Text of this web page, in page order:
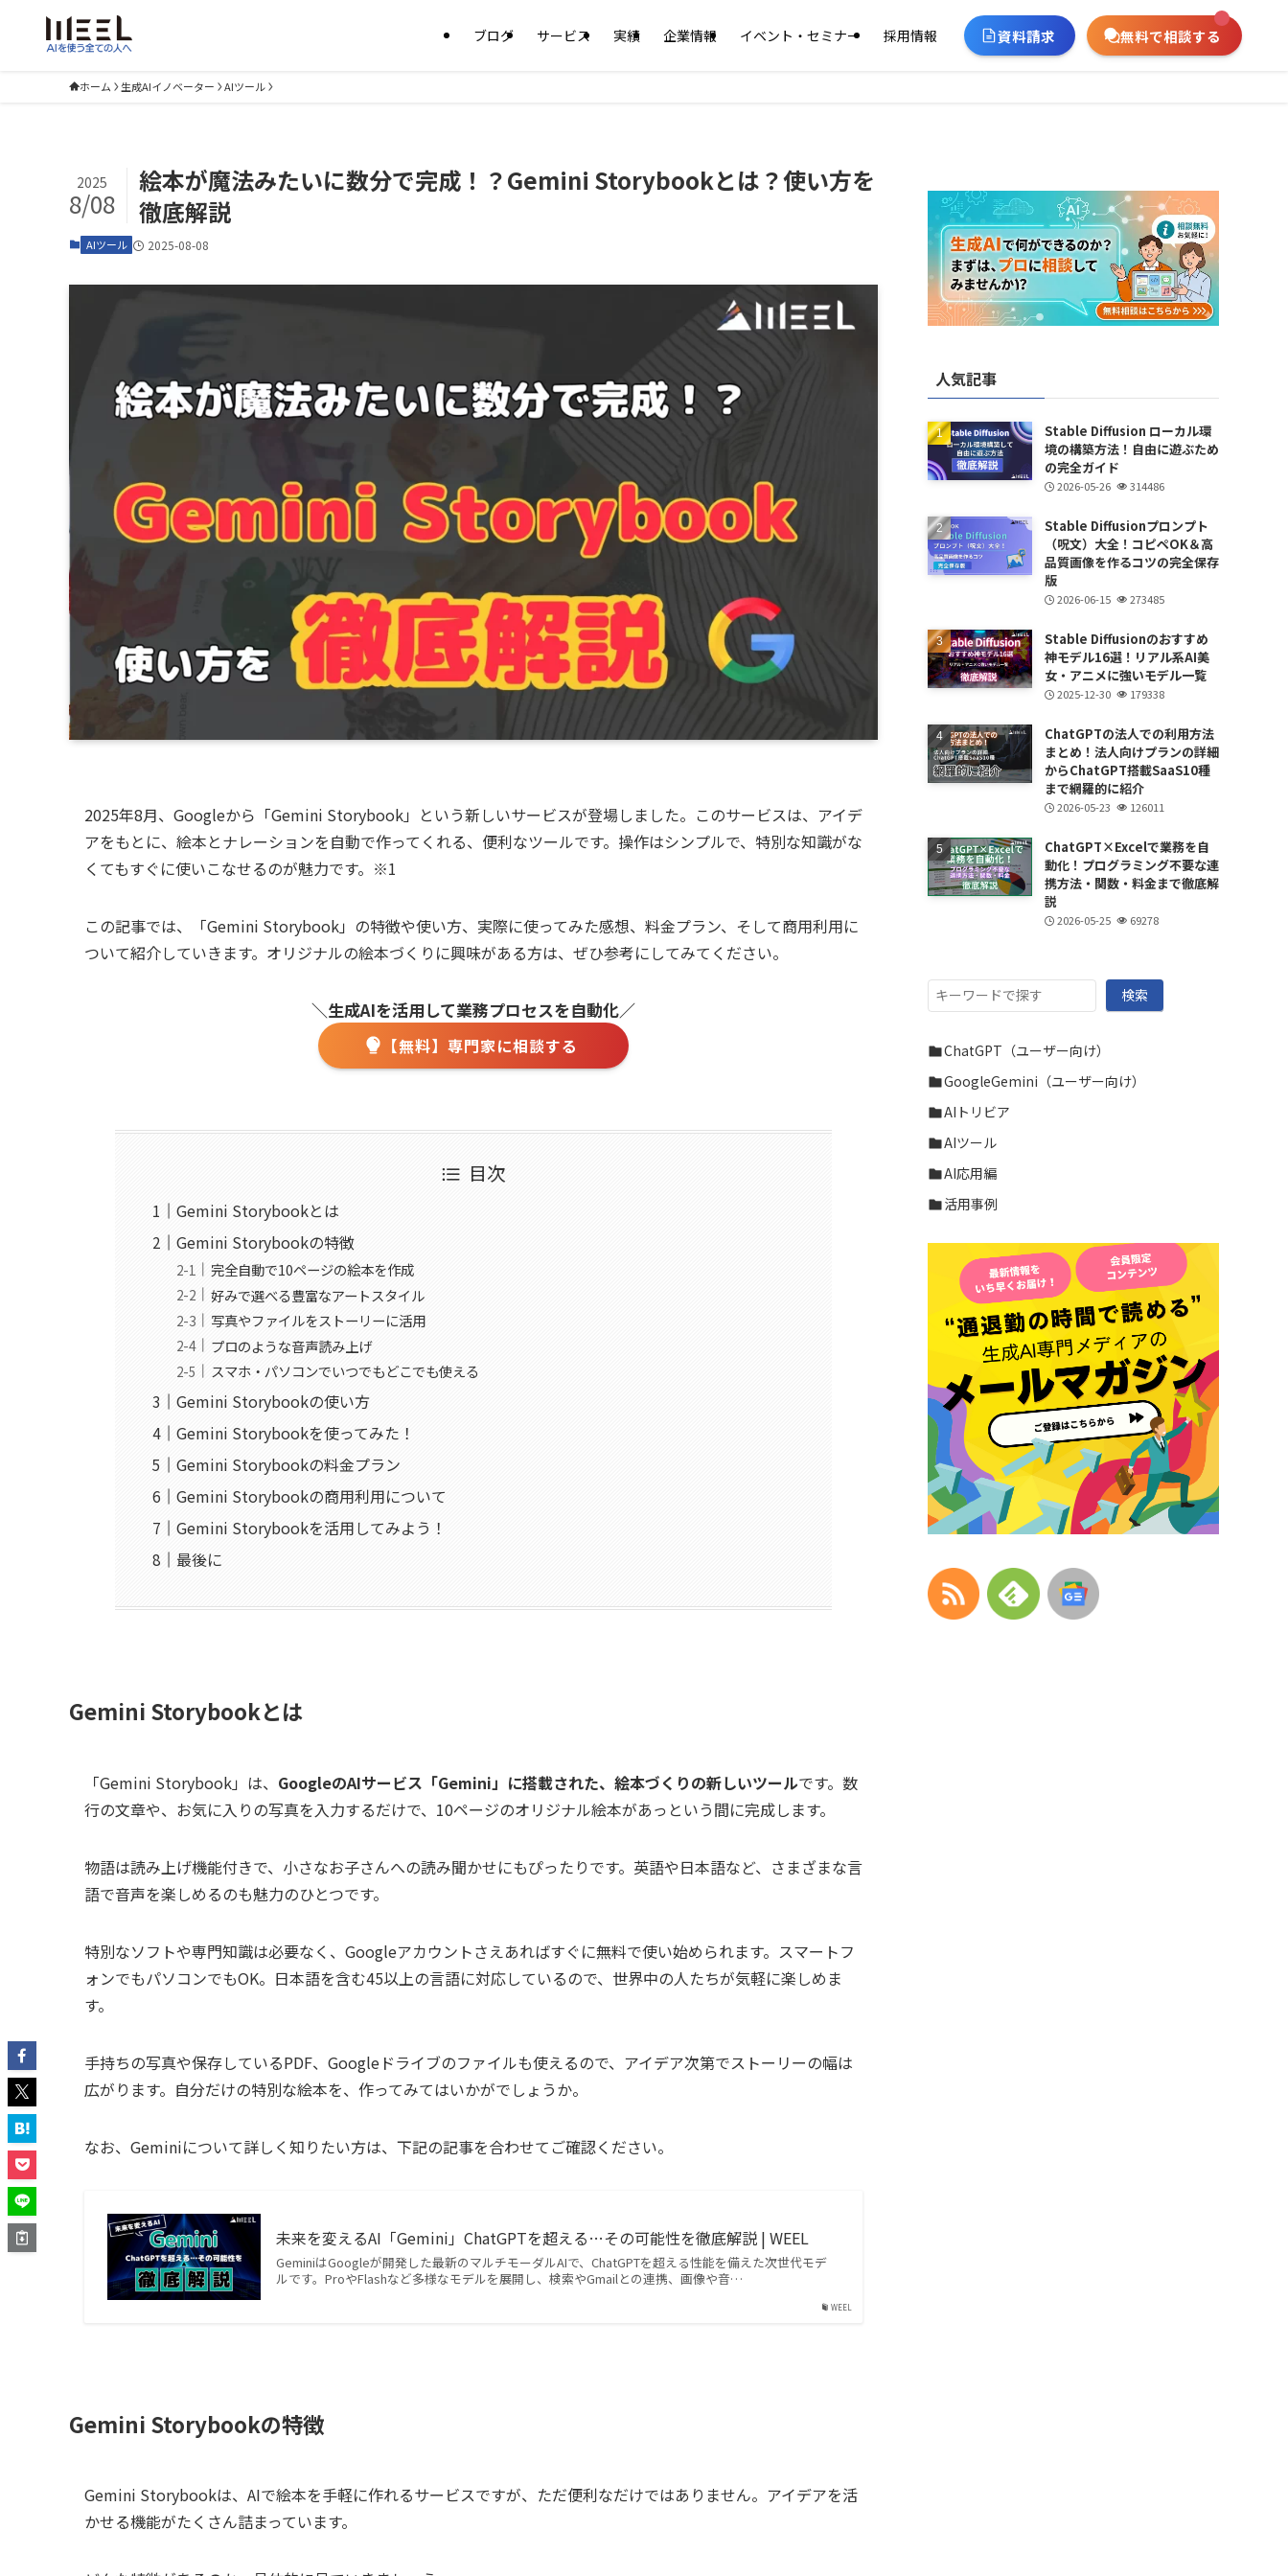
ブログ サービス 実績 企業情報 イベント・セミナー 採用情報 資料請求 無料で相談する
ホーム 生成AIイノベーター AIツール
絵本が魔法みたいに数分で完成！？Gemini Storybookとは？使い方を
徹底解説
2025
8/08
AIツール 2025-08-08
2025年8月、Googleから「Gemini Storybook」という新しいサービスが登場しました。このサービスは、アイデ
アをもとに、絵本とナレーションを自動で作ってくれる、便利なツールです。操作はシンプルで、特別な知識がな
くてもすぐに使いこなせるのが魅力です。※1
この記事では、「Gemini Storybook」の特徴や使い方、実際に使ってみた感想、料金プラン、そして商用利用に
ついて紹介していきます。オリジナルの絵本づくりに興味がある方は、ぜひ参考にしてみてください。
＼生成AIを活用して業務プロセスを自動化／
【無料】専門家に相談する
目次
Gemini Storybookとは
Gemini Storybookの特徴
完全自動で10ページの絵本を作成
好みで選べる豊富なアートスタイル
写真やファイルをストーリーに活用
プロのような音声読み上げ
スマホ・パソコンでいつでもどこでも使える
Gemini Storybookの使い方
Gemini Storybookを使ってみた！
Gemini Storybookの料金プラン
Gemini Storybookの商用利用について
Gemini Storybookを活用してみよう！
最後に
Gemini Storybookとは
「Gemini Storybook」は、 GoogleのAIサービス「Gemini」に搭載された、絵本づくりの新しいツールです。数
行の文章や、お気に入りの写真を入力するだけで、10ページのオリジナル絵本があっという間に完成します。
物語は読み上げ機能付きで、小さなお子さんへの読み聞かせにもぴったりです。英語や日本語など、さまざまな言
語で音声を楽しめるのも魅力のひとつです。
特別なソフトや専門知識は必要なく、Googleアカウントさえあればすぐに無料で使い始められます。スマートフ
ォンでもパソコンでもOK。日本語を含む45以上の言語に対応しているので、世界中の人たちが気軽に楽しめま
す。
手持ちの写真や保存しているPDF、Googleドライブのファイルも使えるので、アイデア次第でストーリーの幅は
広がります。自分だけの特別な絵本を、作ってみてはいかがでしょうか。
なお、Geminiについて詳しく知りたい方は、下記の記事を合わせてご確認ください。
WEEL
未来を変えるAI「Gemini」ChatGPTを超える…その可能性を徹底解説 | WEEL
GeminiはGoogleが開発した最新のマルチモーダルAIで、ChatGPTを超える性能を備えた次世代モデ
ルです。ProやFlashなど多様なモデルを展開し、検索やGmailとの連携、画像や音…
Gemini Storybookの特徴
Gemini Storybookは、AIで絵本を手軽に作れるサービスですが、ただ便利なだけではありません。アイデアを活
かせる機能がたくさん詰まっています。
人気記事
Stable Diffusion ローカル環
境の構築方法！自由に遊ぶため
の完全ガイド
2026-05-26 314486
Stable Diffusionプロンプト
（呪文）大全！コピペOK＆高
品質画像を作るコツの完全保存
版
2026-06-15 273485
Stable Diffusionのおすすめ
神モデル16選！リアル系AI美
女・アニメに強いモデル一覧
2025-12-30 179338
ChatGPTの法人での利用方法
まとめ！法人向けプランの詳細
からChatGPT搭載SaaS10種
まで網羅的に紹介
2026-05-23 126011
ChatGPT×Excelで業務を自
動化！プログラミング不要な連
携方法・関数・料金まで徹底解
説
2026-05-25 69278
検
索
検索
ChatGPT（ユーザー向け）
GoogleGemini（ユーザー向け）
AIトリビア
AIツール
AI応用編
活用事例